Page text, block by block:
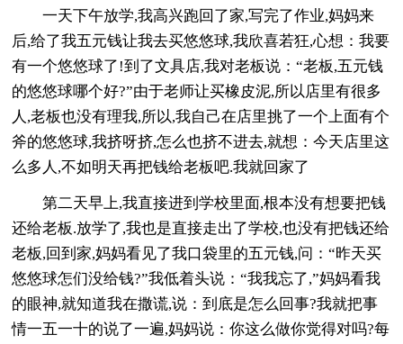
一天下午放学,我高兴跑回了家,写完了作业,妈妈来
后,给了我五元钱让我去买悠悠球,我欣喜若狂,心想：我要
有一个悠悠球了!到了文具店,我对老板说：“老板,五元钱
的悠悠球哪个好?”由于老师让买橡皮泥,所以店里有很多
人,老板也没有理我,所以,我自己在店里挑了一个上面有个
斧的悠悠球,我挤呀挤,怎么也挤不进去,就想：今天店里这
么多人,不如明天再把钱给老板吧.我就回家了
第二天早上,我直接进到学校里面,根本没有想要把钱
还给老板.放学了,我也是直接走出了学校,也没有把钱还给
老板,回到家,妈妈看见了我口袋里的五元钱,问：“昨天买
悠悠球怎们没给钱?”我低着头说：“我我忘了,”妈妈看我
的眼神,就知道我在撒谎,说：到底是怎么回事?我就把事
情一五一十的说了一遍,妈妈说：你这么做你觉得对吗?每